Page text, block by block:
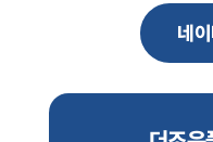
네